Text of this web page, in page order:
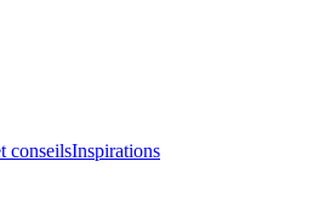
conseilsInspirations